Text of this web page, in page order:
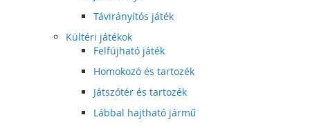
Távirányítós játék
Kültéri játékok
Felfújható játék
Homokozó és tartozék
Játszótér és tartozék
Lábbal hajtható jármű